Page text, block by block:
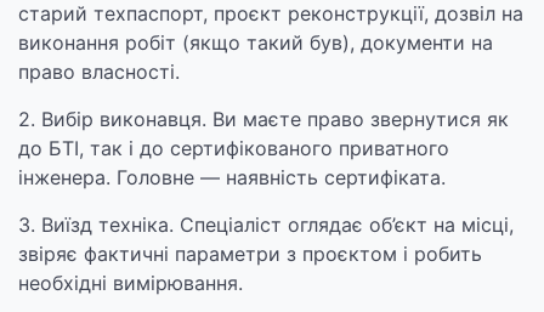
старий техпаспорт, проєкт реконструкції, дозвіл на
виконання робіт (якщо такий був), документи на
право власності.
2. Вибір виконавця. Ви маєте право звернутися як
до БТІ, так і до сертифікованого приватного
інженера. Головне — наявність сертифіката.
3. Виїзд техніка. Спеціаліст оглядає об’єкт на місці,
звіряє фактичні параметри з проєктом і робить
необхідні вимірювання.